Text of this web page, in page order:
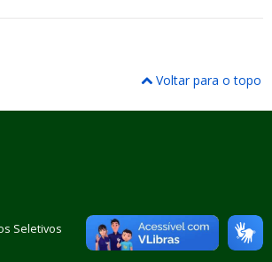
Voltar para o topo
Seletivos